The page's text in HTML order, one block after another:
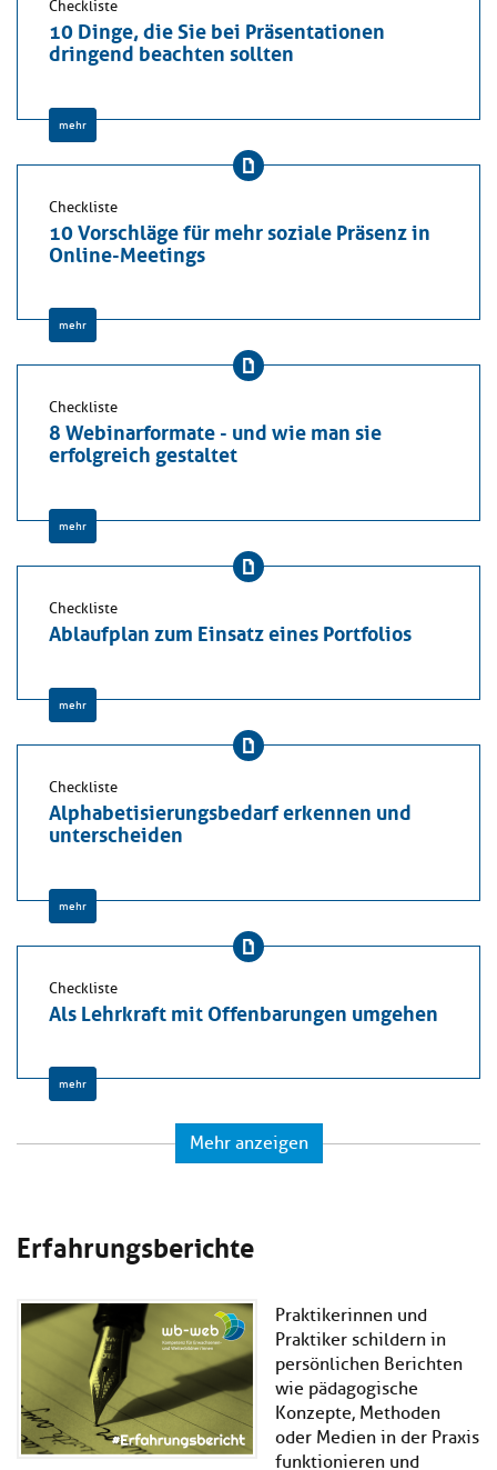
Checkliste
10 Dinge, die Sie bei Präsentationen
dringend beachten sollten
mehr
Checkliste
10 Vorschläge für mehr soziale Präsenz in
Online-Meetings
mehr
Checkliste
8 Webinarformate - und wie man sie
erfolgreich gestaltet
mehr
Checkliste
Ablaufplan zum Einsatz eines Portfolios
mehr
Checkliste
Alphabetisierungsbedarf erkennen und
unterscheiden
mehr
Checkliste
Als Lehrkraft mit Offenbarungen umgehen
mehr
Mehr anzeigen
Erfahrungsberichte
Praktikerinnen und
Praktiker schildern in
persönlichen Berichten
wie pädagogische
Konzepte, Methoden
oder Medien in der Praxis
funktionieren und